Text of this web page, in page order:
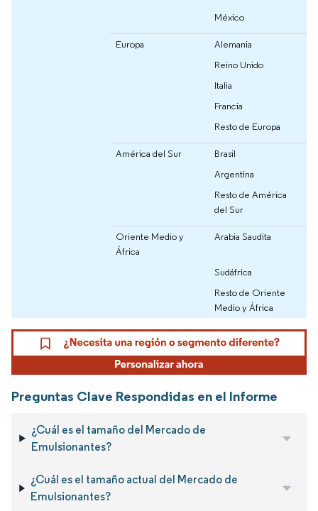
México
Europa
Alemania
Reino Unido
Italia
Francia
Resto de Europa
América del Sur
Brasil
Argentina
Resto de América
del Sur
Oriente Medio y
África
Arabia Saudita
Sudáfrica
Resto de Oriente
Medio y África
Preguntas Clave Respondidas en el Informe
¿Cuál es el tamaño del Mercado de
Emulsionantes?
¿Cuál es el tamaño actual del Mercado de
Emulsionantes?